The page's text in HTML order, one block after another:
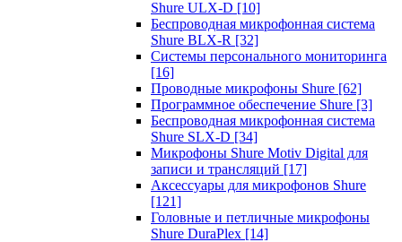
Shure ULX-D [10]
Беспроводная микрофонная система
Shure BLX-R [32]
Системы персонального мониторинга
[16]
Проводные микрофоны Shure [62]
Программное обеспечение Shure [3]
Беспроводная микрофонная система
Shure SLX-D [34]
Микрофоны Shure Motiv Digital для
записи и трансляций [17]
Аксессуары для микрофонов Shure
[121]
Головные и петличные микрофоны
Shure DuraPlex [14]